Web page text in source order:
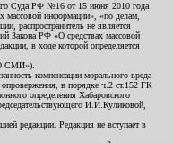
Суда РФ №16 от 15 июня 2010 года
массовой информации», «по делам,
распространитель не является
Закона РФ «О средствах массовой
в ходе которой определяется
СМИ»).
компенсации морального вреда
в порядке ч.2 ст.152 ГК
определения Хабаровского
И.И.Куликовой,
редакции. Редакция не вступает в